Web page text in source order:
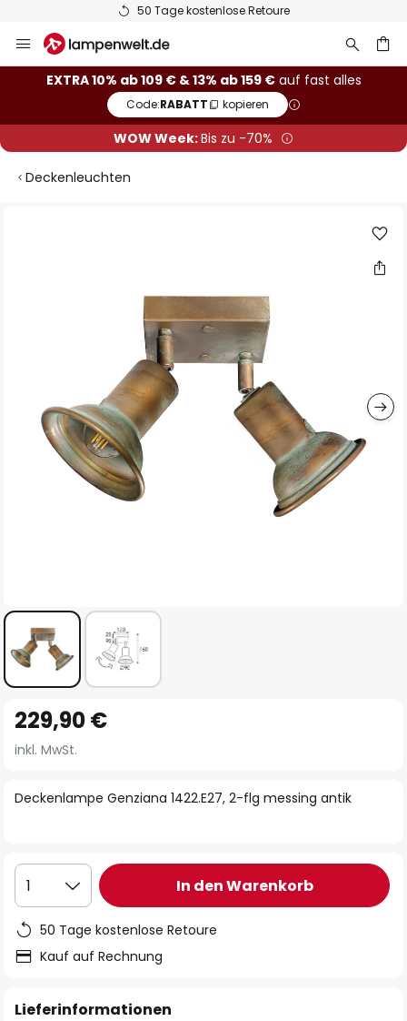
50 Tage kostenlose Retoure
Inhalt
springen
EXTRA 10% ab 109 € & 13% ab 159 €auf fast alles
Code:RABATT kopieren
WOW Week:Bis zu -70%
Deckenleuchten
Anfang
der
springen
Deckenlampe Genziana 1422.E27, 2-flg messing antik
229,90 €
inkl. MwSt.
1 In den Warenkorb
50 Tage kostenlose Retoure
Kauf auf Rechnung
Lieferinformationen